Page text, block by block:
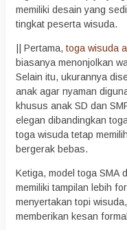
memiliki desain yang
tingkat peserta wisuda.
|| Pertama,toga wisuda
biasanya menonjolkan
Selain itu, ukurannya
anak agar nyaman
khusus anak SD dan
elegan dibandingkan
toga wisuda tetap
bergerak bebas.
Ketiga, model toga SMA
memiliki tampilan lebih
menyertakan topi
memberikan kesan